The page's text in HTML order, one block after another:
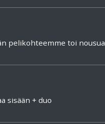
pelikohteemme toi nousua
sisään + duo